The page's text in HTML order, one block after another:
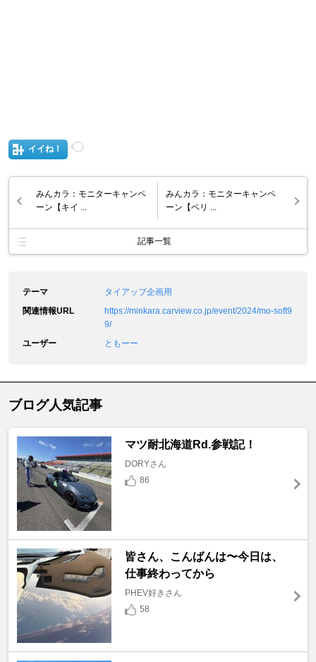
イイね！
みんカラ：モニターキャンペ
ーン【キイ ...
みんカラ：モニターキャンペ
ーン【ベリ ...
記事一覧
テーマ
タイアップ企画用
関連情報URL
https://minkara.carview.co.jp/event/2024/mo-soft9
9/
ユーザー
ともーー
ブログ人気記事
マツ耐北海道Rd.参戦記！
DORYさん
86
皆さん、こんばんは〜今日は、
仕事終わってから
PHEV好きさん
58